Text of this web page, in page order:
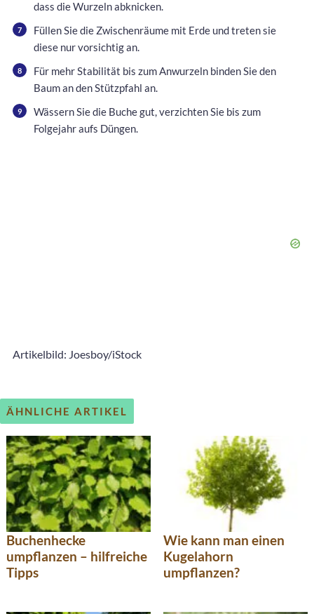
dass die Wurzeln abknicken.
Füllen Sie die Zwischenräume mit Erde und treten sie
diese nur vorsichtig an.
Für mehr Stabilität bis zum Anwurzeln binden Sie den
Baum an den Stützpfahl an.
Wässern Sie die Buche gut, verzichten Sie bis zum
Folgejahr aufs Düngen.
Artikelbild: Joesboy/iStock
ÄHNLICHE ARTIKEL
Buchenhecke
umpflanzen – hilfreiche
Tipps
Wie kann man einen
Kugelahorn
umpflanzen?